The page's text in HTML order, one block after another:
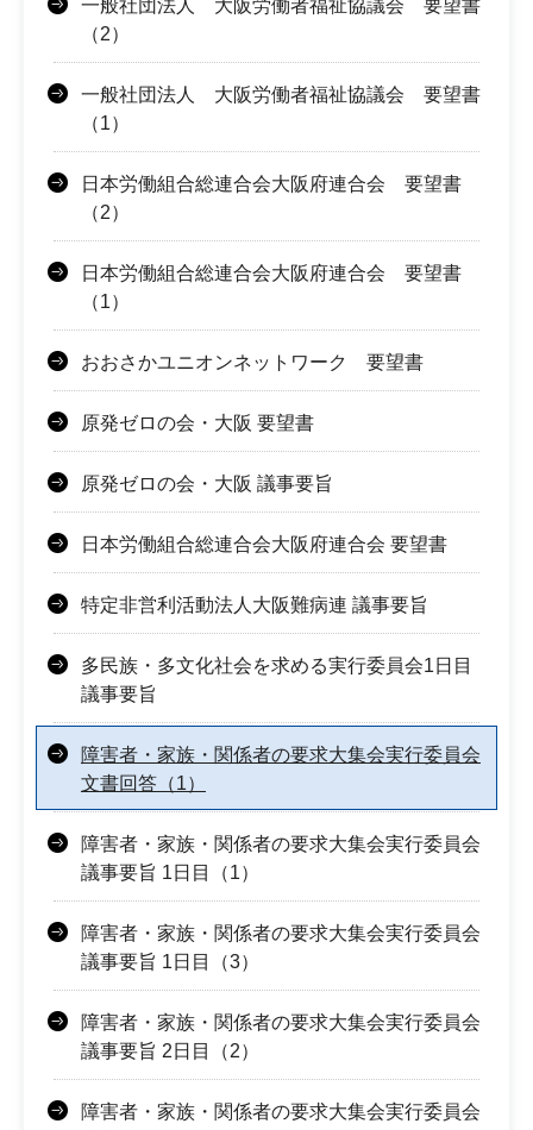
一般社団法人 大阪労働者福祉協議会 要望書
（2）
一般社団法人 大阪労働者福祉協議会 要望書
（1）
日本労働組合総連合会大阪府連合会 要望書
（2）
日本労働組合総連合会大阪府連合会 要望書
（1）
おおさかユニオンネットワーク 要望書
原発ゼロの会・大阪 要望書
原発ゼロの会・大阪 議事要旨
日本労働組合総連合会大阪府連合会 要望書
特定非営利活動法人大阪難病連 議事要旨
多民族・多文化社会を求める実行委員会1日目
議事要旨
障害者・家族・関係者の要求大集会実行委員会
文書回答（1）
障害者・家族・関係者の要求大集会実行委員会
議事要旨 1日目（1）
障害者・家族・関係者の要求大集会実行委員会
議事要旨 1日目（3）
障害者・家族・関係者の要求大集会実行委員会
議事要旨 2日目（2）
障害者・家族・関係者の要求大集会実行委員会